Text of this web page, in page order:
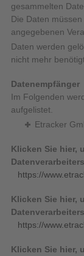
gesammelten
Die Daten
angegebenen
Daten werden
nicht mehr
Datenempfänger
Im Folgenden
aufgelistet.
Etracker
Klicken Sie hier,
https://
Klicken Sie hier,
https://
Klicken Sie hier,